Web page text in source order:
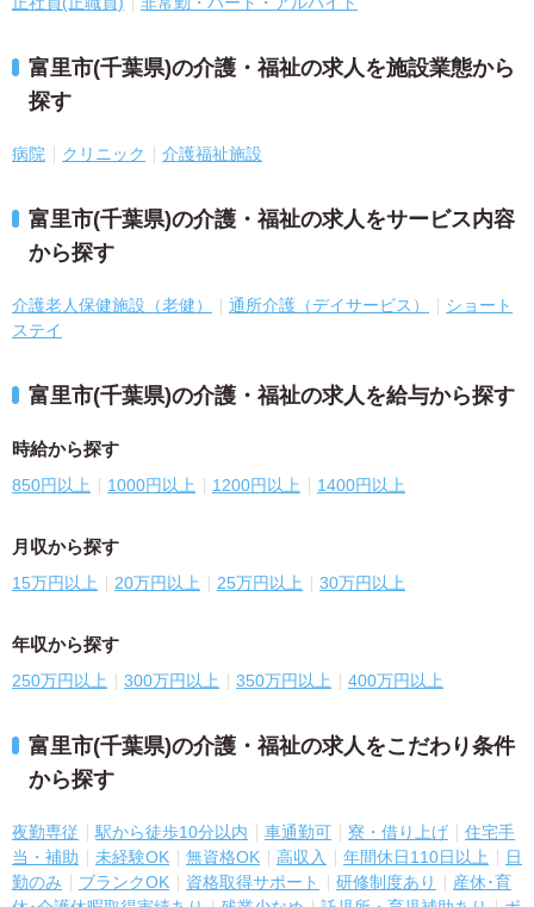
富里市(千葉県)の介護・福祉の求人を施設業態から
探す
病院 クリニック 介護福祉施設
富里市(千葉県)の介護・福祉の求人をサービス内容
から探す
介護老人保健施設（老健） 通所介護（デイサービス）
ショート
ステイ
富里市(千葉県)の介護・福祉の求人を給与から探す
時給から探す
850円以上 1000円以上 1200円以上 1400円以上
月収から探す
15万円以上 20万円以上 25万円以上 30万円以上
年収から探す
250万円以上 300万円以上 350万円以上 400万円以上
富里市(千葉県)の介護・福祉の求人をこだわり条件
から探す
夜勤専従 駅から徒歩10分以内 車通勤可 寮・借り上げ
住宅手
当・補助
未経験OK 無資格OK 高収入 年間休日110日以上
日
勤のみ
ブランクOK 資格取得サポート 研修制度あり
産休･育